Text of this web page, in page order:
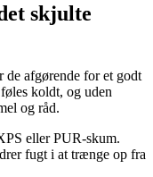
skjulte
de afgørende for et godt
koldt, og uden
og råd.
eller PUR-skum.
fugt i at trænge op fra